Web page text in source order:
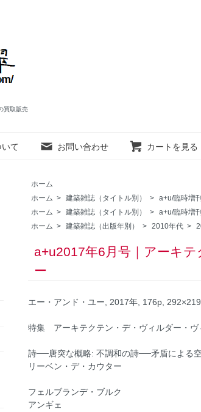
買取販売
て お問い合わせ カートを見る
ホーム
ホーム > 建築雑誌（タイトル別） > a+u/臨時増
ホーム > 建築雑誌（タイトル別） > a+u/臨時増
ホーム > 建築雑誌（出版年別） > 2010年代 >
a+u2017年6月号｜アーキ
ー
エー・アンド・ユー, 2017年, 176p,
特集 アーキテクテン・デ・ヴィルダー・ヴ
詩──唐突な概略: 不調和の詩──矛盾による
リーベン・デ・カウター
フェルブランデ・ブルク
アンギェ